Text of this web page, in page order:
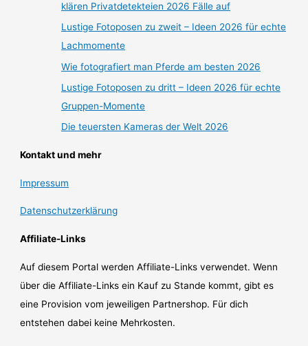
klären Privatdetekteien 2026 Fälle auf
Lustige Fotoposen zu zweit – Ideen 2026 für echte
Lachmomente
Wie fotografiert man Pferde am besten 2026
Lustige Fotoposen zu dritt – Ideen 2026 für echte
Gruppen-Momente
Die teuersten Kameras der Welt 2026
Kontakt und mehr
Impressum
Datenschutzerklärung
Affiliate-Links
Auf diesem Portal werden Affiliate-Links verwendet. Wenn
über die Affiliate-Links ein Kauf zu Stande kommt, gibt es
eine Provision vom jeweiligen Partnershop. Für dich
entstehen dabei keine Mehrkosten.